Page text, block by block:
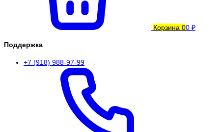
Корзина 00 ₽
Поддержка
+7 (918) 988-97-99